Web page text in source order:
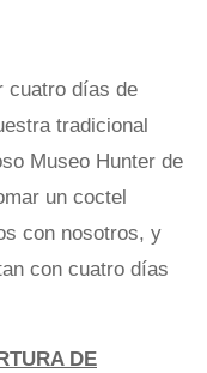
cuatro días de
tradicional
Museo Hunter de
un coctel
con nosotros, y
con cuatro días
DE